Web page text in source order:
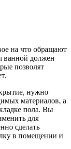
на что обращают
ванной должен
позволят
нужно
материалов, а
пола. Вы
для
сделать
в помещении и